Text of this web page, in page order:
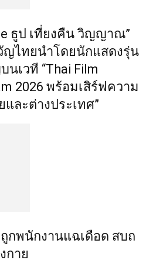
ธูป เที่ยงคืน วิญญาณ”
ไทยนำโดยนักแสดงรุ่น
เวที “Thai Film
2026 พร้อมเสิร์ฟความ
ละต่างประเทศ”
ถูกพนักงานแฉเดือด สบถ
กาย